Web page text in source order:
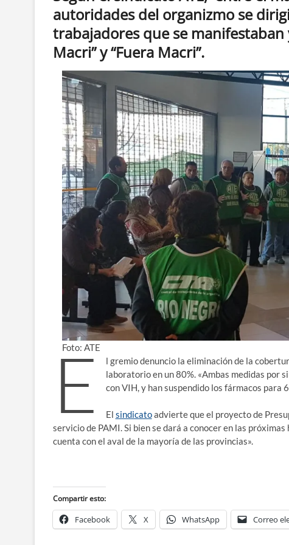
autoridades del organizmo se
trabajadores que se
Macri” y “Fuera Macri”.
Foto: ATE
E
l gremio denuncio la eliminación de la
laboratorio en un 80%. «Ambas medidas por
con VIH, y han suspendido los fármacos para
El sindicatoadvierte que el proyecto de
servicio de PAMI. Si bien se dará a conocer en las
cuenta con el aval de la mayoría de las provincias».
Compartir esto:
Facebook X WhatsApp Correo